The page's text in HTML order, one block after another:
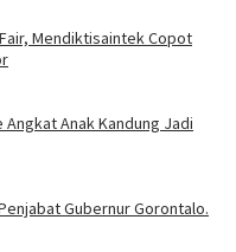
Mendiktisaintek Copot
Anak Kandung Jadi
Gubernur Gorontalo.